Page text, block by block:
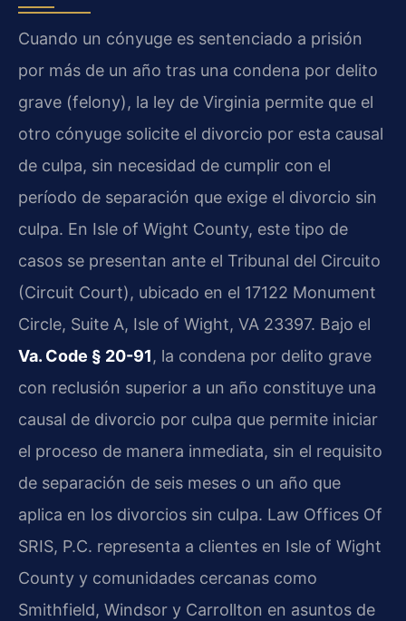
Cuando un cónyuge es sentenciado a prisión
por más de un año tras una condena por delito
grave (felony), la ley de Virginia permite que el
otro cónyuge solicite el divorcio por esta causal
de culpa, sin necesidad de cumplir con el
período de separación que exige el divorcio sin
culpa. En Isle of Wight County, este tipo de
casos se presentan ante el Tribunal del Circuito
(Circuit Court), ubicado en el 17122 Monument
Circle, Suite A, Isle of Wight, VA 23397. Bajo el
Va. Code § 20-91, la condena por delito grave
con reclusión superior a un año constituye una
causal de divorcio por culpa que permite iniciar
el proceso de manera inmediata, sin el requisito
de separación de seis meses o un año que
aplica en los divorcios sin culpa. Law Offices Of
SRIS, P.C. representa a clientes en Isle of Wight
County y comunidades cercanas como
Smithfield, Windsor y Carrollton en asuntos de